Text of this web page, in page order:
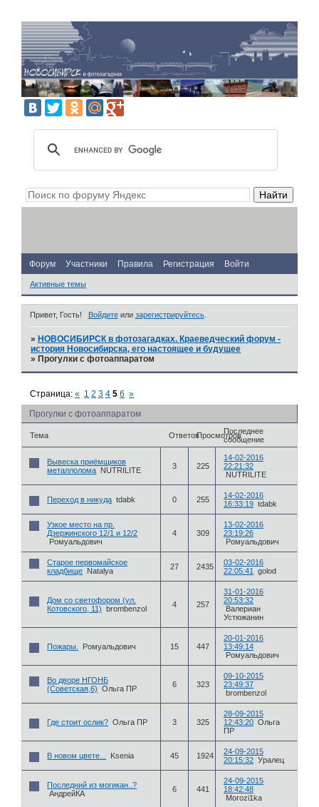
Форум Участники Правила Регистрация Войти
Активные темы
Привет, Гость! Войдитеили зарегистрируйтесь.
» НОВОСИБИРСК в фотозагадках. Краеведческий форум -
история Новосибирска, его настоящее и будущее
» Прогулки с фотоаппаратом
Прогулки с фотоаппаратом
Страница:« 1 2 3 4 5 6 »
Тема ОтветовПросмотровПоследнее
сообщение
Вывеска приёмщиков
металлолома NUTRILITE 3 225
14-02-2016
22:21:32
NUTRILITE
Переход в никуда tdabk 0 255
14-02-2016
16:33:19 tdabk
Узкое место на пр.
Дзержинского 12/1 и 12/2
Ромуальдович
4 309
13-02-2016
23:19:26
Ромуальдович
Старое первомайское
кладбище Natalya 27 2435
03-02-2016
22:05:41
golod
Дом со светофором (ул.
Котовского, 11)
brombenzol 4 257
31-01-2016
20:53:32
Валериан
Устюжанин
Пожары. Ромуальдович 15 447
20-01-2016
13:49:14
Ромуальдович
Во дворе НГОНБ
(Советская,6)
Ольга ПР 6 323
09-10-2015
23:49:37
brombenzol
Где стоит ослик? Ольга ПР 3 325
28-09-2015
12:43:20 Ольга
ПР
В новом цвете... Ksenia 45 1924
24-09-2015
20:15:32 Уралец
Последний из могикан..?
АндрейКА
6 441
24-09-2015
18:42:48
Morozi1ka